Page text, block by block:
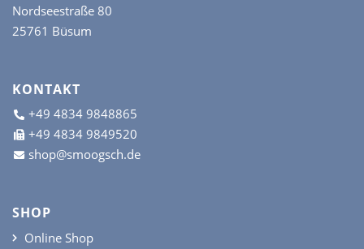
Nordseestraße 80
25761 Büsum
KONTAKT
+49 4834 9848865
+49 4834 9849520
shop@smoogsch.de
SHOP
Online Shop